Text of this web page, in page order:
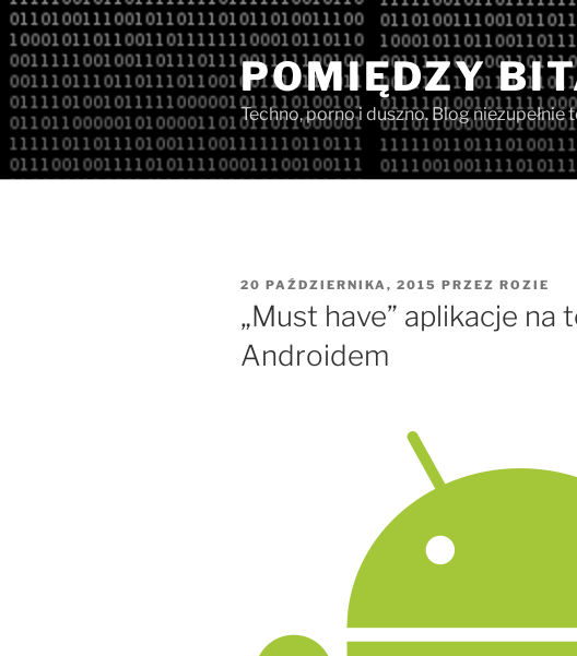
Przejdź
do
treści
POMIĘDZY
Techno, porno i duszno. Blog niezupełnie
OPUBLIKOWANE
20 PAŹDZIERNIKA, 2015 PRZEZ ROZIE
„Must have” aplikacje na
Androidem